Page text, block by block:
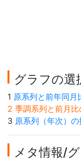
グラフの選
1 原系列と前年同月
2 季調系列と前月
3 原系列（年次）の
メタ情報/